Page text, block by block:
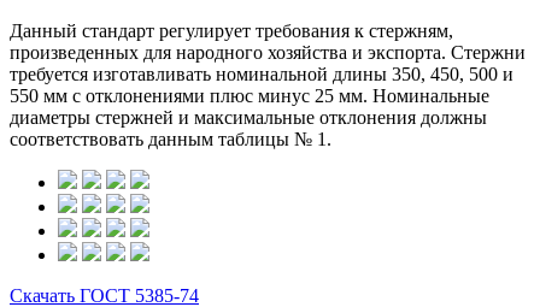
Данный стандарт регулирует требования к стержням,
произведенных для народного хозяйства и экспорта. Стержни
требуется изготавливать номинальной длины 350, 450, 500 и
550 мм с отклонениями плюс минус 25 мм. Номинальные
диаметры стержней и максимальные отклонения должны
соответствовать данным таблицы № 1.
Скачать ГОСТ 5385-74